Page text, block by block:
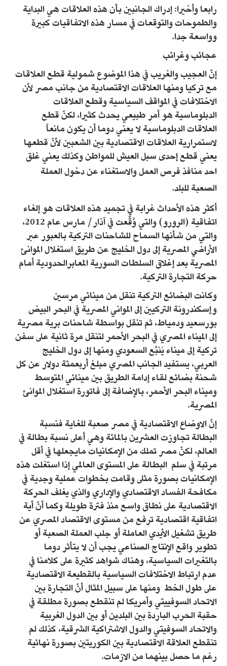
رابعا وأخيرا: إدراك الجانبين بأن هذه العلاقات هي البداية
والطموحات والتوقعات في مسار هذه الاتفاقيات كبيرة
وواسعة جدا.
عجائب وغرائب
إنّ العجيب والغريب في هذا الموضوع شمولية قطع العلاقات
مع تركيا ومنها العلاقات الاقتصادية من جانب مصر لأن
الاختلافات في المواقف السياسية وقطع العلاقات
الدبلوماسية هو أمر طبيعي يحدث كثيرا، لكنّ قطع
العلاقات الدبلوماسية لا يعني دوما أن يكون مانعاً
لاستمرارية العلاقات الاقتصادية بين الشعبين لأنّ قطعها
يعني قطع إحدى سبل العيش للمواطن وكذلك يعني غلق
احد منافذ فرص العمل والاستغناء عندخول العملة
الصعبة للبلد.
أكثر هذه الأحداث غرابة في تجميد هذه العلاقات هو إلغاء
اتفاقية (الرورو) والتي وُقِّعت في آذار/ مارس عام 2012،
والتي من شأنها السماح للشاحنات التركية بالعبور عبر
الأراضي المصرية إلى دول الخليج عن طريق استغلال الموانئ
المصرية بعد إغلاق السلطات السورية المعابرالحدودية أمام
حركة التجارة التركية.
وكانت البضائع التركية تنقل من مينائي مرسين
وإسكندرونة التركيين إلى المواني المصرية في البحر البيض
بورسعيد ودمياط، ثم تنقل بواسطة شاحنات برية مصرية
إلى الميناء المصري في البحر الأحمر لتنقل مرة ثانية على سفن
تركية إلى ميناء يَنبُع السعودي ومنها إلى دول الخليج
العربي، يستفيد الجانب المصري مبلغ أربعمئة دولار عن كل
شحنة بضائع لقاء إدامة الطريق بين مينائي المتوسط
وميناء البحر الأحمر، بالإضافة إلى فاتورة استغلال الموانئ
المصرية.
إنّ الاوضاع الاقتصادية في مصر صعبة للغاية فنسبة
البطالة تجاوزت العشرين بالمائة وهي أعلى نسبة بطالة في
العالم، لكنّ مصر تملك من الإمكانيات مايجعلها في أقل
مرتبة في سلم البطالة على المستوى العالمي إذا استغلت هذه
الإمكانيات بصورة مثلى وقامت بخطوات عملية وجدية في
مكافحة الفساد الاقتصادي والإداري والذي يغلف الحركة
الاقتصادية على نطاق واسع منذ فترة طويلة وكما أنّ أية
اتفاقية اقتصادية ترفع من مستوى الاقتصاد المصري عن
طريق تشغيل الأيدي العاملة أو جلب العملة الصعبة أو
تطوير واقع الإنتاج الصناعي يجب أن لا يتأثر دوما
بالتغيرات السياسية، وهناك شواهد كثيرة على كلامنا في
عدم ارتباط الاختلافات السياسية بالقطيعة الاقتصادية
على طول الخط ومنها على سبيل المثال أنّ التجارة بين
الاتحاد السوفييتي وأمريكا لم تنقطع بصورة مطلقة في
حقبة الحرب الباردة بين البلدين أو بين الدول الغربية
والاتحاد السوفيتي والدول الاشتراكية الشرقية، كذلك لم
تنقطع العلاقة الاقتصادية بين الكوريتين بصورة نهائية
رغم ما حصل بينهما من الازمات.